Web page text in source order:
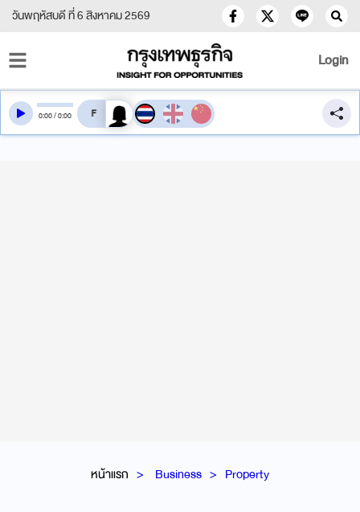
วันพฤหัสบดี ที่ 6 สิงหาคม 2569
Login
หน้าแรก Business Property
0:00/0:00 สลับเสียงอ่าน